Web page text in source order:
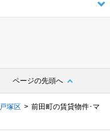
ページの先頭へ
塚区
前田町の賃貸物件･マ